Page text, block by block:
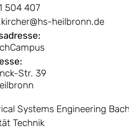
504 407
heilbronn.de
:
:
Str. 39
Systems Engineering
Technik